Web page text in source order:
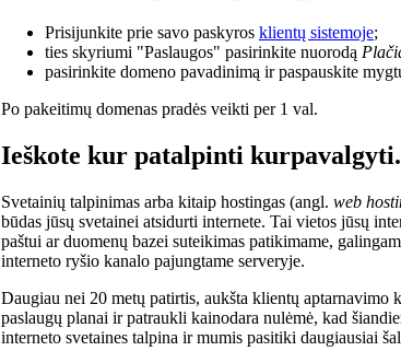
Prisijunkite prie savo paskyros klientų sistemoje;
ties skyriumi "Paslaugos" pasirinkite nuorodą
pasirinkite domeno pavadinimą ir paspauskite
Po pakeitimų domenas pradės veikti per 1 val.
Ieškote kur patalpinti
Svetainių talpinimas arba kitaip hostingas (angl. web
būdas jūsų svetainei atsidurti internete. Tai vietos jūsų
paštui ar duomenų bazei suteikimas patikimame,
interneto ryšio kanalo pajungtame serveryje.
Daugiau nei 20 metų patirtis, aukšta klientų aptarnavimo
paslaugų planai ir patraukli kainodara nulėmė, kad
interneto svetaines talpina ir mumis pasitiki daugiausiai